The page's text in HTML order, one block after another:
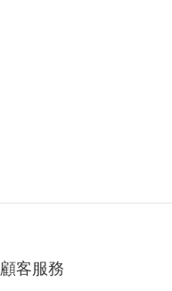
顧客服務